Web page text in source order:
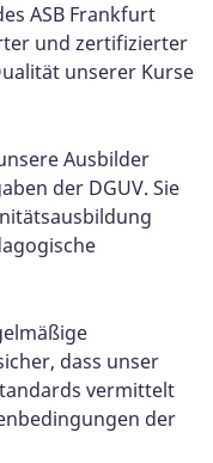
ASB Frankfurt
und zertifizierter
unserer Kurse
Ausbilder
der DGUV. Sie
dass unser
vermittelt
der